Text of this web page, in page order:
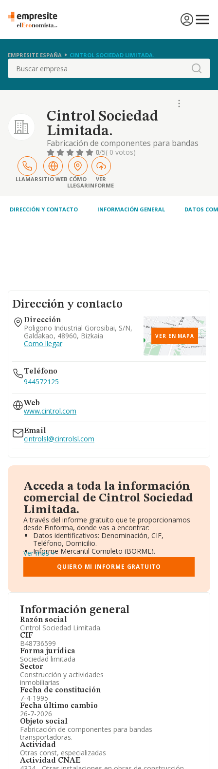
EMPRESITE ESPAÑA CINTROL SOCIEDAD LIMITADA.
Buscar
Cintrol Sociedad
Limitada.
Fabricación de componentes para bandas
transportadoras.
0/5( 0 votos)
LLAMARSITIO WEB CÓMO
LLEGAR
VER
INFORME
DIRECCIÓN Y CONTACTO INFORMACIÓN GENERAL DATOS
Información general
Razón social
Cintrol Sociedad Limitada.
CIF
B48736599
Forma jurídica
Sociedad limitada
Sector
Construcción y actividades
inmobiliarias
Fecha de constitución
7-4-1995
Fecha último cambio
26-7-2026
Objeto social
Fabricación de componentes para bandas
transportadoras.
Actividad
Otras const, especializadas
Actividad CNAE
Dirección y contacto
Dirección
Poligono Industrial Gorosibai, S/n,
Galdakao, 48960, Bizkaia
Como llegar
VER EN MAPA
Teléfono
944572125
Web
www.cintrol.com
Email
cintrolsl@cintrolsl.com
Acceda a toda la información
comercial de Cintrol Sociedad
Limitada.
A través del informe gratuito que te proporcionamos
desde Einforma, donde vas a encontrar:
Datos identificativos: Denominación, CIF,
Teléfono, Domicilio.
Informe Mercantil Completo (BORME).
Gráficos de Evolución Ventas y Empleados.
Consejo de Administración y Administradores.
Directivos y Ejecutivos.
Información oficial y registral complementaria.
Ver más
QUIERO MI INFORME GRATUITO